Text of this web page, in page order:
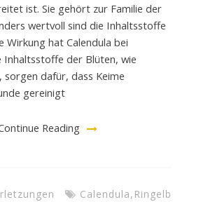
ist. Sie gehört zur Familie der
wertvoll sind die Inhaltsstoffe
Wirkung hat Calendula bei
Inhaltsstoffe der Blüten, wie
sorgen dafür, dass Keime
gereinigt
Reading
Calendula, Ringelb